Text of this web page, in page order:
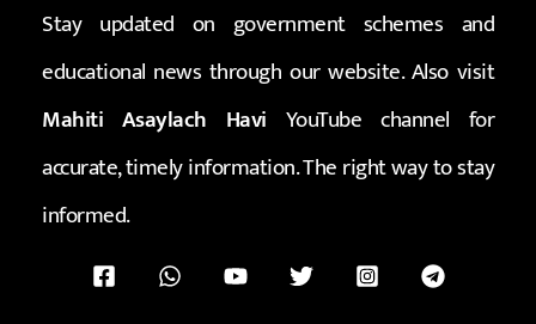
Stay updated on government schemes and
educational news through our website. Also visit
Mahiti Asaylach Havi YouTube channel for
accurate, timely information. The right way to stay
informed.